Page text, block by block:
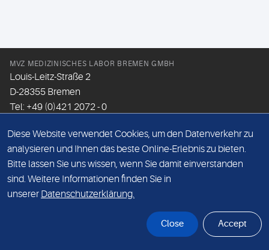
MVZ MEDIZINISCHES LABOR BREMEN GMBH
Louis-Leitz-Straße 2
D-28355 Bremen
Tel: +49 (0)421 2072 - 0
Email:info@mlhb.de
DATENSCHUTZ
IMPRESSUM
Diese Website verwendet Cookies, um den Datenverkehr zu
analysieren und Ihnen das beste Online-Erlebnis zu bieten.
Bitte lassen Sie uns wissen, wenn Sie damit einverstanden
sind. Weitere Informationen finden Sie in
unserer Datenschutzerklärung.
Close Accept